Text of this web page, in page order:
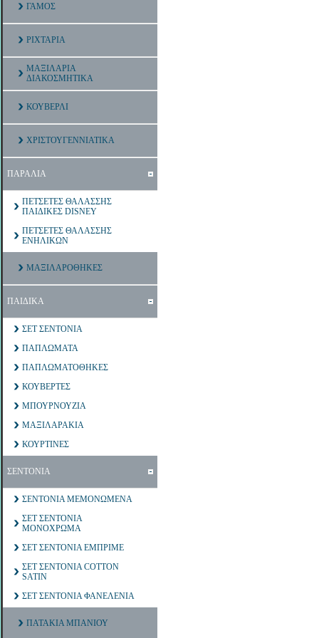
ΓΑΜΟΣ
ΡΙΧΤΑΡΙΑ
ΜΑΞΙΛΑΡΙΑ
ΔΙΑΚΟΣΜΗΤΙΚΑ
ΚΟΥΒΕΡΛΙ
ΧΡΙΣΤΟΥΓΕΝΝΙΑΤΙΚΑ
ΠΑΡΑΛΙΑ
ΠΕΤΣΕΤΕΣ ΘΑΛΑΣΣΗΣ
ΠΑΙΔΙΚΕΣ DISNEY
ΠΕΤΣΕΤΕΣ ΘΑΛΑΣΣΗΣ
ΕΝΗΛΙΚΩΝ
ΜΑΞΙΛΑΡΟΘΗΚΕΣ
ΠΑΙΔΙΚΑ
ΣΕΤ ΣΕΝΤΟΝΙΑ
ΠΑΠΛΩΜΑΤΑ
ΠΑΠΛΩΜΑΤΟΘΗΚΕΣ
ΚΟΥΒΕΡΤΕΣ
ΜΠΟΥΡΝΟΥΖΙΑ
ΜΑΞΙΛΑΡΑΚΙΑ
ΚΟΥΡΤΙΝΕΣ
ΣΕΝΤΟΝΙΑ
ΣΕΝΤΟΝΙΑ ΜΕΜΟΝΩΜΕΝΑ
ΣΕΤ ΣΕΝΤΟΝΙΑ
ΜΟΝΟΧΡΩΜΑ
ΣΕΤ ΣΕΝΤΟΝΙΑ ΕΜΠΡΙΜΕ
ΣΕΤ ΣΕΝΤΟΝΙΑ COTTON
SATIN
ΣΕΤ ΣΕΝΤΟΝΙΑ ΦΑΝΕΛΕΝΙΑ
ΠΑΤΑΚΙΑ ΜΠΑΝΙΟΥ